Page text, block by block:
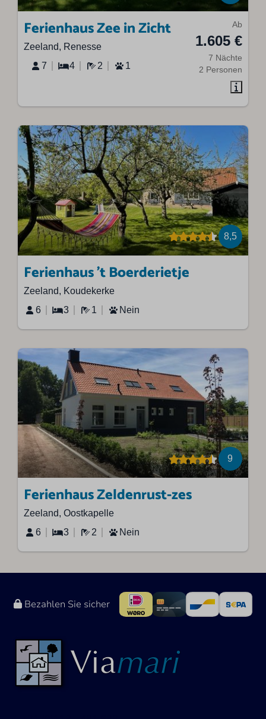
Ab
1.605 €
7 Nächte
2 Personen
Ferienhaus Zee in Zicht
Zeeland, Renesse
7
4 2 1
8,5
Ferienhaus 't Boerderietje
Zeeland, Koudekerke
6
3 1 Nein
9
Ferienhaus Zeldenrust-zes
Zeeland, Oostkapelle
6
3 2 Nein
Bezahlen Sie sicher